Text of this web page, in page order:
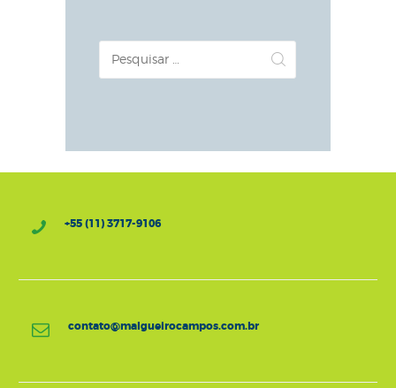
por:
+55 (11) 3717-9106
contato@malgueirocampos.com.br